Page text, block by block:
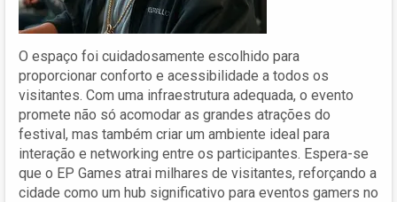
O espaço foi cuidadosamente escolhido para
proporcionar conforto e acessibilidade a todos os
visitantes. Com uma infraestrutura adequada, o evento
promete não só acomodar as grandes atrações do
festival, mas também criar um ambiente ideal para
interação e networking entre os participantes. Espera-se
que o EP Games atrai milhares de visitantes, reforçando a
cidade como um hub significativo para eventos gamers no